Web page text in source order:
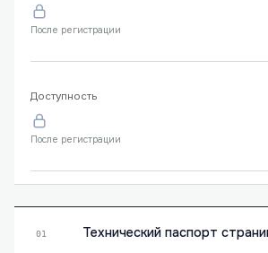
После регистрации
Доступность
После регистрации
01 Технический паспорт